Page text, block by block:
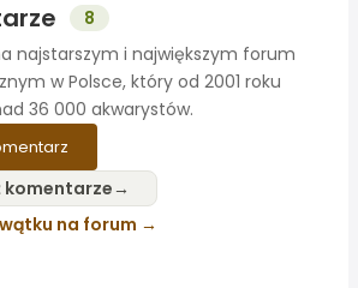
8
najstarszym i największym forum
w Polsce, który od 2001 roku
36 000 akwarystów.
komentarze
na forum